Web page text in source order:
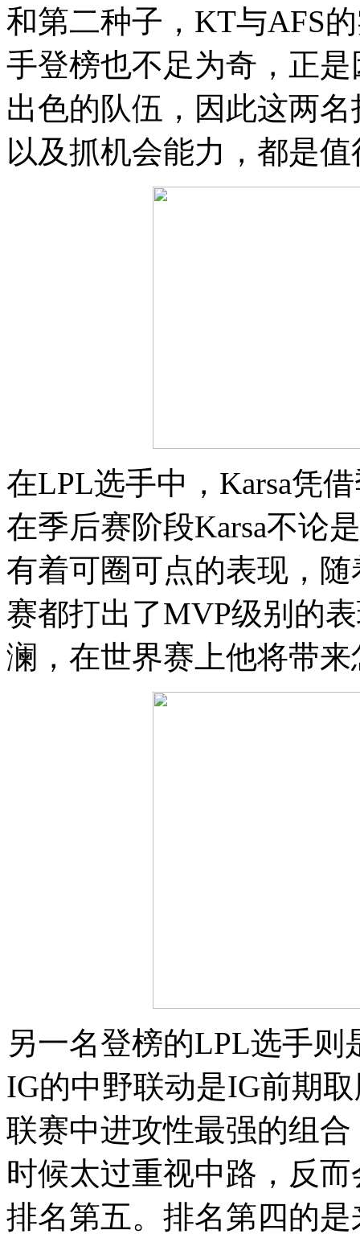
和第二种子，KT与AFS
手登榜也不足为奇，正
出色的队伍，因此这两
以及抓机会能力，都是
在LPL选手中，Karsa凭
在季后赛阶段Karsa不论
有着可圈可点的表现，
赛都打出了MVP级别的
澜，在世界赛上他将带
另一名登榜的LPL选手
IG的中野联动是IG前期
联赛中进攻性最强的组
时候太过重视中路，反
排名第五。排名第四的